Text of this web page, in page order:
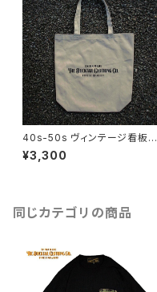
40s-50s ヴィンテージ看板モ
チーフ キャンバス トートバッグ
コットン100% カーキ DUCKT
¥3,300
同じカテゴリの商品